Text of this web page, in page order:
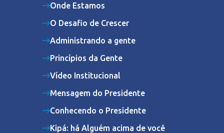
Onde Estamos
O Desafio de Crescer
Administrando a gente
Princípios da Gente
Vídeo Institucional
Mensagem do Presidente
Conhecendo o Presidente
Kipá: há Alguém acima de você